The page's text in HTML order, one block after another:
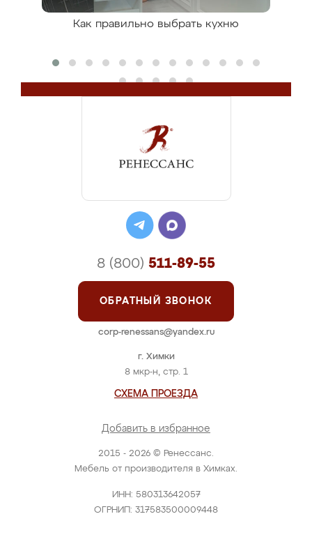
Как правильно выбрать кухню
2015 - 2026 © Ренессанс.
Мебель от производителя в Химках.
ИНН: 580313642057
ОГРНИП: 317583500009448
г. Химки
8 мкр-н, стр. 1
СХЕМА ПРОЕЗДА
Добавить в избранное
8 (800) 511-89-55
ОБРАТНЫЙ ЗВОНОК
corp-renessans@yandex.ru